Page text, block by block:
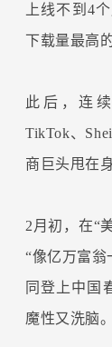
上线不到4
下载量最高
此后，连
TikTok、
商巨头甩在
2月初，在“
“像亿万富翁
同登上中国
魔性又洗脑。